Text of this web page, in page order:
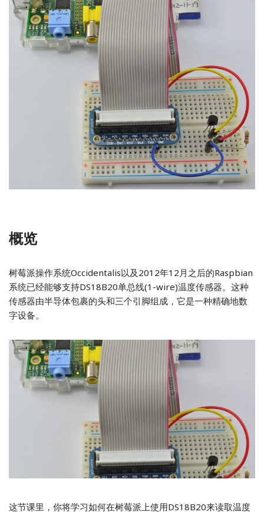
概览
树莓派操作系统Occidentalis以及2012年12月之后的Raspbian
系统已经能够支持DS18B20单总线(1-wire)温度传感器。这种
传感器由半导体包裹的头和三个引脚组成，它是一种精确地数
字设备。
这节课里，你将学习如何在树莓派上使用DS18B20来读取温度